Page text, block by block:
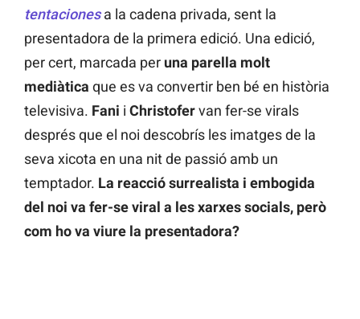
tentacionesa la cadena privada, sent la
presentadora de la primera edició. Una edició,
per cert, marcada per una parella molt
mediàtica que es va convertir ben bé en història
televisiva. Fani i Christofervan fer-se virals
després que el noi descobrís les imatges de la
seva xicota en una nit de passió amb un
temptador. La reacció surrealista i embogida
del noi va fer-se viral a les xarxes socials, però
com ho va viure la presentadora?